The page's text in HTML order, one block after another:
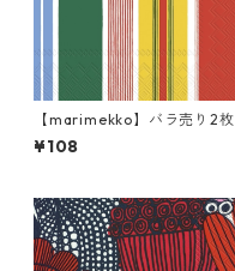
【marimekko】バラ売り2枚
カクテルサイズ ペーパーナプ
キン PARAATI イエローxレッ
¥108